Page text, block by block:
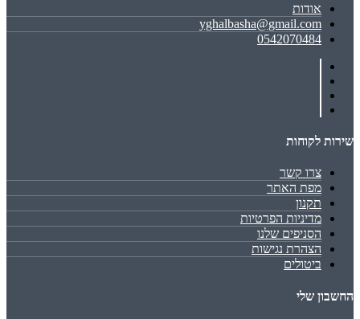
אודות
yghalbasha@gmail.com
0542070484
שירות לקוחות
צרו קשר
מפת האתר
תקנון
מדיניות הפרטיות
הסניפים שלנו
הצהרת נגישות
ביטולים
החשבון שלי